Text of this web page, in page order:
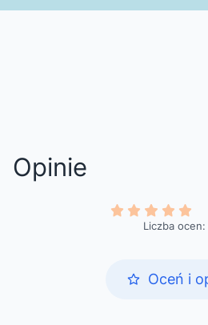
Opinie
Liczba ocen:
Oceń i